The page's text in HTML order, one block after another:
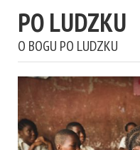
PO LUDZKU
O BOGU PO LUDZKU